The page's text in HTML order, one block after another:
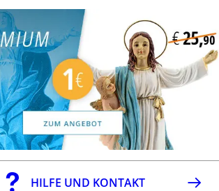
HILFE UND KONTAKT